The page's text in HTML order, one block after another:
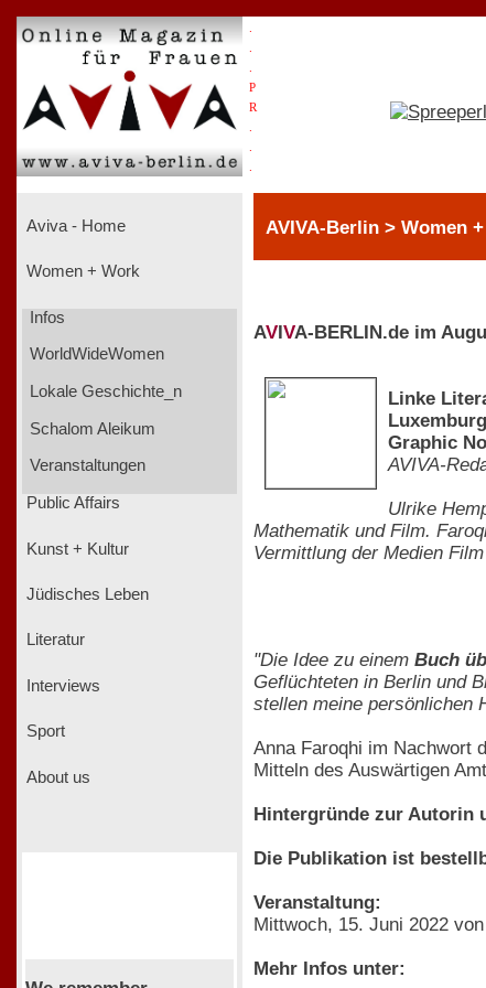
P
R
Aviva - Home
Women + Work
Infos
WorldWideWomen
Lokale Geschichte_n
Schalom Aleikum
Veranstaltungen
Public Affairs
Kunst + Kultur
Jüdisches Leben
Literatur
Interviews
Sport
About us
AVIVA-Berlin > Women
AV VA-BERLIN.de im
Linke
Graphic
AVIVA-
Ulrike
Mathematik und Film.
Vermittlung der Medien
"Die Idee zu einem Buch
Geflüchteten in Berlin und
stellen meine persönlichen
Anna Faroqhi im Nachwort
Mitteln des Auswärtigen
Hintergründe zur Autorin
Die Publikation ist
Veranstaltung:
Mittwoch, 15. Juni 2022
Mehr Infos unter: